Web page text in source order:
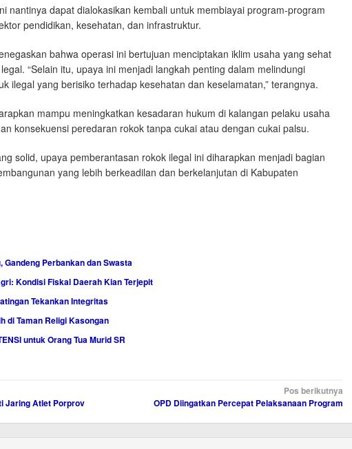
nantinya dapat dialokasikan kembali untuk membiayai program-program
pendidikan, kesehatan, dan infrastruktur.
bahwa operasi ini bertujuan menciptakan iklim usaha yang sehat
“Selain itu, upaya ini menjadi langkah penting dalam melindungi
ilegal yang berisiko terhadap kesehatan dan keselamatan,” terangnya.
mampu meningkatkan kesadaran hukum di kalangan pelaku usaha
konsekuensi peredaran rokok tanpa cukai atau dengan cukai palsu.
solid, upaya pemberantasan rokok ilegal ini diharapkan menjadi bagian
yang lebih berkeadilan dan berkelanjutan di Kabupaten
Perbankan dan Swasta
Kondisi Fiskal Daerah Kian Terjepit
Tekankan Integritas
di Taman Religi Kasongan
untuk Orang Tua Murid SR
Jaring Atlet Porprov
Pos berikutnya
OPD Diingatkan Percepat Pelaksanaan Program